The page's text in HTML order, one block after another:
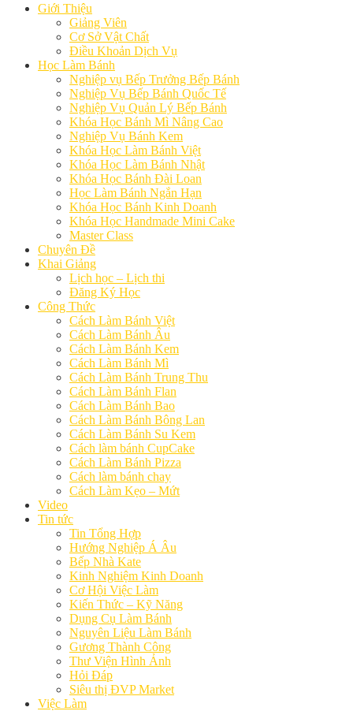
Giới Thiệu
Giảng Viên
Cơ Sở Vật Chất
Điều Khoản Dịch Vụ
Học Làm Bánh
Nghiệp vụ Bếp Trưởng Bếp Bánh
Nghiệp Vụ Bếp Bánh Quốc Tế
Nghiệp Vụ Quản Lý Bếp Bánh
Khóa Học Bánh Mì Nâng Cao
Nghiệp Vụ Bánh Kem
Khóa Học Làm Bánh Việt
Khóa Học Làm Bánh Nhật
Khóa Học Bánh Đài Loan
Học Làm Bánh Ngắn Hạn
Khóa Học Bánh Kinh Doanh
Khóa Học Handmade Mini Cake
Master Class
Chuyên Đề
Khai Giảng
Lịch học – Lịch thi
Đăng Ký Học
Công Thức
Cách Làm Bánh Việt
Cách Làm Bánh Âu
Cách Làm Bánh Kem
Cách Làm Bánh Mì
Cách Làm Bánh Trung Thu
Cách Làm Bánh Flan
Cách Làm Bánh Bao
Cách Làm Bánh Bông Lan
Cách Làm Bánh Su Kem
Cách làm bánh CupCake
Cách Làm Bánh Pizza
Cách làm bánh chay
Cách Làm Kẹo – Mứt
Video
Tin tức
Tin Tổng Hợp
Hướng Nghiệp Á Âu
Bếp Nhà Kate
Kinh Nghiệm Kinh Doanh
Cơ Hội Việc Làm
Kiến Thức – Kỹ Năng
Dụng Cụ Làm Bánh
Nguyên Liệu Làm Bánh
Gương Thành Công
Thư Viện Hình Ảnh
Hỏi Đáp
Siêu thị ĐVP Market
Việc Làm